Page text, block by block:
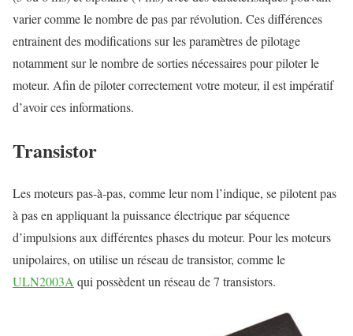
varier comme le nombre de pas par révolution. Ces différences
entrainent des modifications sur les paramètres de pilotage
notamment sur le nombre de sorties nécessaires pour piloter le
moteur. Afin de piloter correctement votre moteur, il est impératif
d’avoir ces informations.
Transistor
Les moteurs pas-à-pas, comme leur nom l’indique, se pilotent pas
à pas en appliquant la puissance électrique par séquence
d’impulsions aux différentes phases du moteur. Pour les moteurs
unipolaires, on utilise un réseau de transistor, comme le
ULN2003A qui possèdent un réseau de 7 transistors.